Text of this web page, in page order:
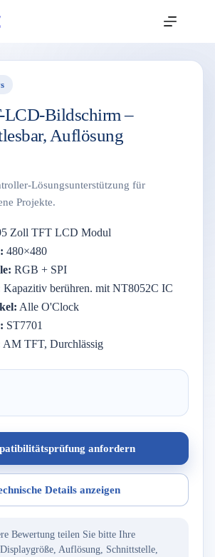
Bildschirm –
Auflösung
Lösungsunterstützung für
Projekte.
Zoll TFT LCD Modul
480×480
RGB + SPI
Kapazitiv berühren. mit NT8052C IC
Alle O'Clock
ST7701
AM TFT, Durchlässig
anfordern
Details anzeigen
Bewertung teilen Sie bitte Ihre
Auflösung, Schnittstelle,